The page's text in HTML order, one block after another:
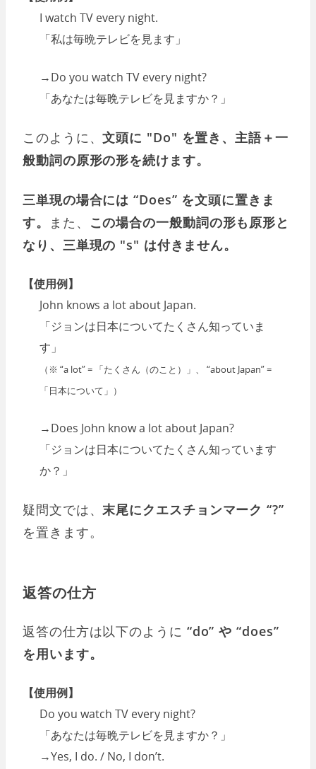
I watch TV every night.
「私は毎晩テレビを見ます」
→Do you watch TV every night?
「あなたは毎晩テレビを見ますか？」
このように、文頭に "Do" を置き、主語＋一
般動詞の原形の形を続けます。
三単現の場合には “Does” を文頭に置きま
す。
また、
この場合の一般動詞の形も原形と
なり、三単現の "s" は付きません。
【使用例】
John knows a lot about Japan.
「ジョンは日本についてたくさん知っていま
す」
（※ “a lot” = 「たくさん（のこと）」、 “about Japan” =
「日本について」）
→Does John know a lot about Japan?
「ジョンは日本についてたくさん知っています
か？」
疑問文では、末尾にクエスチョンマーク “?”
を置きます。
返答の仕方
返答の仕方は以下のように “do” や “does”
を用います。
【使用例】
Do you watch TV every night?
「あなたは毎晩テレビを見ますか？」
→Yes, I do. / No, I don’t.